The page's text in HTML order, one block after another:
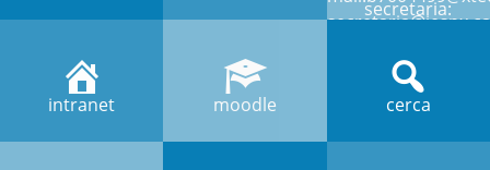
secretaria:
intranet moodle cerca